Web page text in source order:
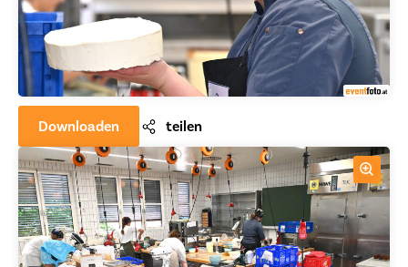
Downloaden teilen